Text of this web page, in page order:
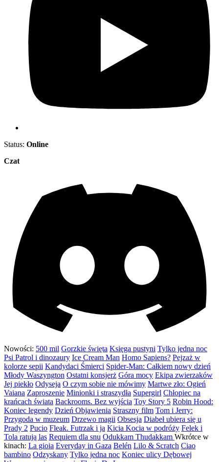
Status: Online
Czat
Nowości: 500 mil Gorzkie święta Księga pustyni Tylko jedna noc
Psi Patrol i dinozaury Ice Cream Man Homo Sapiens? Pejzaż w
kolorze sepii Kandydaci Śmierci Spider-Man: Całkiem nowy dzień
Młody Waszyngton Ostatni konsjerż Góra mocy Ekipa zwierzaków
Jej piekło Odyseja O czym sobie nie mówimy Martwe zło: Ogień
Vaiana Zaproszenie Minionki i straszydła Supergirl Chłopiec na
krańcach świata Backrooms. Bez wyjścia Toy Story 5 Robin Hood:
Koniec legendy Dzień Objawienia Straszny film Tom i Jerry:
Przygoda w muzeum Drzewo magii Obsesja Diabeł ubiera się u
Prady 2 Pucio Fleak. Futrzak i ja Kicia Kocia w podróży Felek i
Tola ratują las Requiem dla snu Odukkam Thudakkam Wkrótce w
kinach: La gioia Everyday in Gaza Belén Lilo & Scratch Ciao
bambino Odzyskany Tylko jedna noc Koniec ulicy Dębowej